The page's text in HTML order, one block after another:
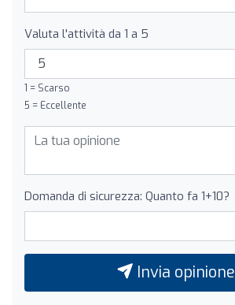
Valuta l'attività da 1 a 5
1 = Scarso
5 = Eccellente
Domanda di sicurezza: Quanto fa 1+10?
Invia opinione